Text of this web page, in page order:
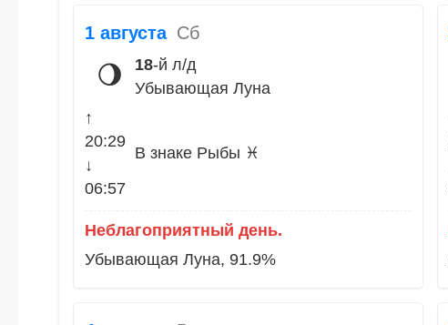
1 августа Сб
🌖 18-й л/д
Убывающая Луна
↑
20:29
↓
06:57
В знаке Рыбы ♓
Неблагоприятный день.
Убывающая Луна, 91.9%